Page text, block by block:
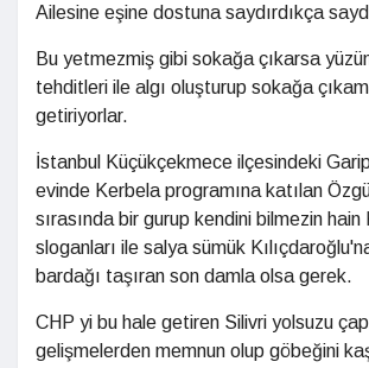
Ailesine eşine dostuna saydırdıkça
Bu yetmezmiş gibi sokağa çıkarsa
tehditleri ile algı oluşturup sokağa
getiriyorlar.
İstanbul Küçükçekmece ilçesindeki
evinde Kerbela programına katılan
sırasında bir gurup kendini bilmezin hain
sloganları ile salya sümük
bardağı taşıran son damla olsa gerek.
CHP yi bu hale getiren Silivri yolsuzu
gelişmelerden memnun olup göbeğini